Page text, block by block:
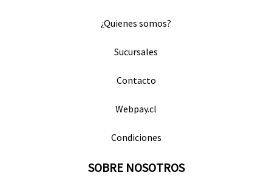
¿Quienes somos?
Sucursales
Contacto
Webpay.cl
Condiciones
SOBRE NOSOTROS